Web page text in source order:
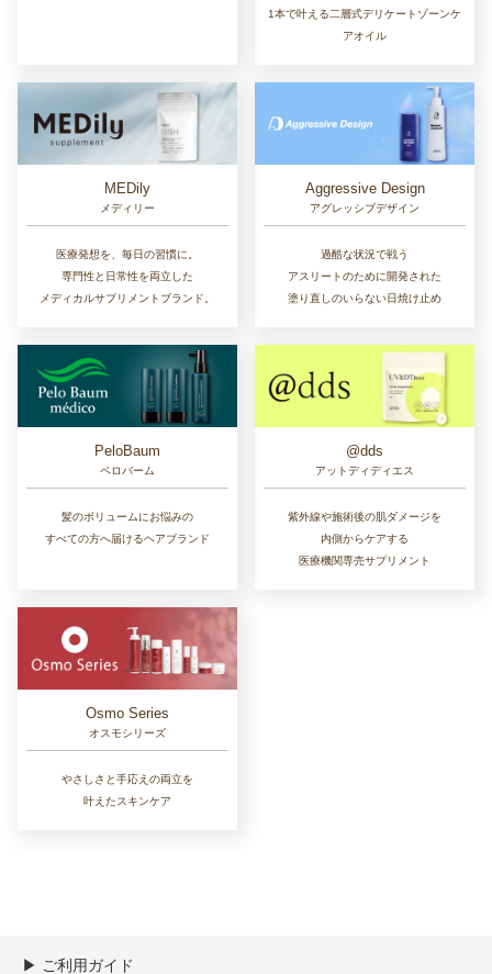
1本で叶える二層式デリケートゾーンケ
アオイル
MEDily
メディリー
医療発想を、毎日の習慣に。
専門性と日常性を両立した
メディカルサプリメントブランド。
Aggressive Design
アグレッシブデザイン
過酷な状況で戦う
アスリートのために開発された
塗り直しのいらない日焼け止め
PeloBaum
ペロバーム
髪のボリュームにお悩みの
すべての方へ届けるヘアブランド
@dds
アットディディエス
紫外線や施術後の肌ダメージを
内側からケアする
医療機関専売サプリメント
Osmo Series
オスモシリーズ
やさしさと手応えの両立を
叶えたスキンケア
▶︎ ご利用ガイド